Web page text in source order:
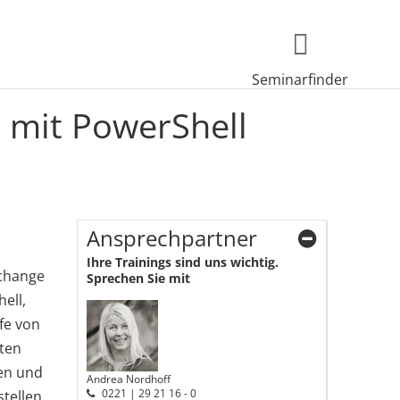
Seminarfinder
PowerShell
von
und
Ansprechpartner
Ihre Trainings sind uns wichtig.
Sprechen Sie mit
Andrea Nordhoff
0221 | 29 21 16 - 0